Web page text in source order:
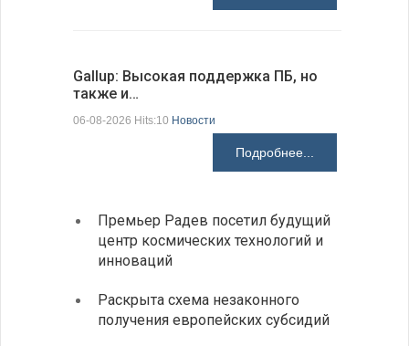
Gallup: Высокая поддержка ПБ, но
также и…
06-08-2026 Hits:10 Новости
Подробнее...
Премьер Радев посетил будущий
центр космических технологий и
инноваций
Раскрыта схема незаконного
получения европейских субсидий